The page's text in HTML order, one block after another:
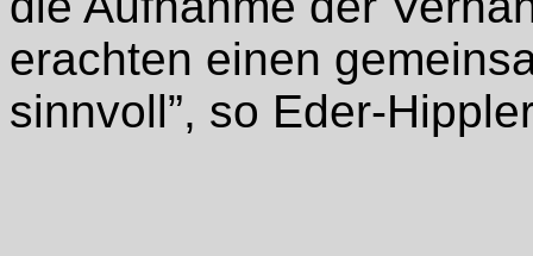
erachten einen
sinnvoll”, so Eder-